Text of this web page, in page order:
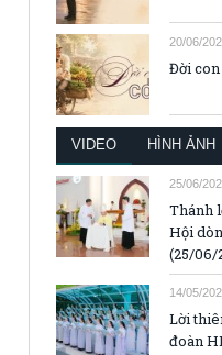
20/06/
Đời con
VIDEO HÌNH ẢNH
25/06/
Thánh
Hội
(25/06/
14/05/
Lời
đoàn